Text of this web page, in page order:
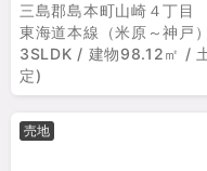
三島郡島本町山崎４丁目
東海道本線（米原～神戸
3SLDK / 建物98.12㎡ /
定)
売地